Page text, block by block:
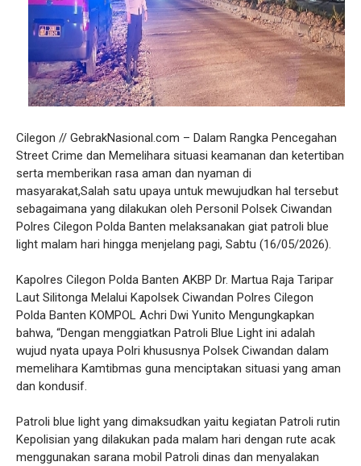
Cilegon // GebrakNasional.com – Dalam Rangka Pencegahan
Street Crime dan Memelihara situasi keamanan dan ketertiban
serta memberikan rasa aman dan nyaman di
masyarakat,Salah satu upaya untuk mewujudkan hal tersebut
sebagaimana yang dilakukan oleh Personil Polsek Ciwandan
Polres Cilegon Polda Banten melaksanakan giat patroli blue
light malam hari hingga menjelang pagi, Sabtu (16/05/2026).
Kapolres Cilegon Polda Banten AKBP Dr. Martua Raja Taripar
Laut Silitonga Melalui Kapolsek Ciwandan Polres Cilegon
Polda Banten KOMPOL Achri Dwi Yunito Mengungkapkan
bahwa, “Dengan menggiatkan Patroli Blue Light ini adalah
wujud nyata upaya Polri khususnya Polsek Ciwandan dalam
memelihara Kamtibmas guna menciptakan situasi yang aman
dan kondusif.
Patroli blue light yang dimaksudkan yaitu kegiatan Patroli rutin
Kepolisian yang dilakukan pada malam hari dengan rute acak
menggunakan sarana mobil Patroli dinas dan menyalakan